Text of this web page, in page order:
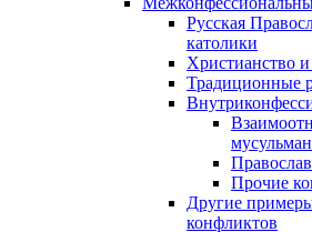
Русская
католики
Христианство
Традиционные
Прочие
Другие
конфликтов